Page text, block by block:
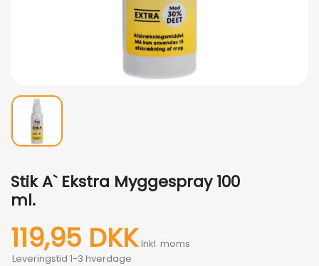
Stik A` Ekstra Myggespray 100
ml.
119,95 DKK Inkl. moms
Leveringstid 1-3 hverdage